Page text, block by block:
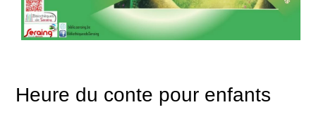
Heure du conte pour enfants